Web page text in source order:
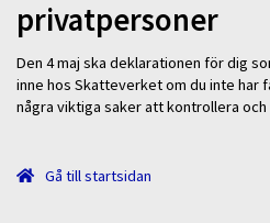
privatpersoner
Den 4 maj ska deklarationen för dig
inne hos Skatteverket om du inte har
några viktiga saker att kontrollera
Gå till startsidan